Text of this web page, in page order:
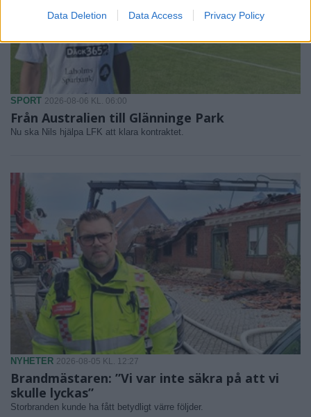
Data Deletion Data Access Privacy Policy
SPORT 2026-08-06 KL. 06:00
Från Australien till Glänninge Park
Nu ska Nils hjälpa LFK att klara kontraktet.
NYHETER 2026-08-05 KL. 12:27
Brandmästaren: ”Vi var inte säkra på att vi
skulle lyckas”
Storbranden kunde ha fått betydligt värre följder.